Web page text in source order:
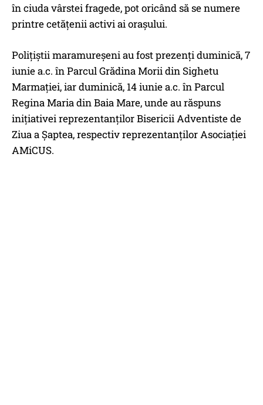
în ciuda vârstei fragede, pot oricând să se numere
printre cetățenii activi ai orașului.
Polițiștii maramureșeni au fost prezenți duminică, 7
iunie a.c. în Parcul Grădina Morii din Sighetu
Marmației, iar duminică, 14 iunie a.c. în Parcul
Regina Maria din Baia Mare, unde au răspuns
inițiativei reprezentanților Bisericii Adventiste de
Ziua a Șaptea, respectiv reprezentanților Asociației
AMiCUS.